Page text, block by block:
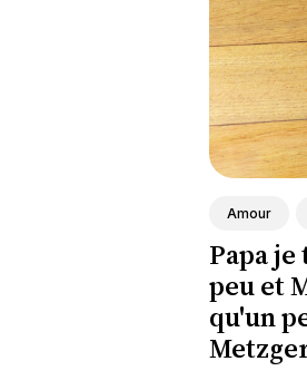
Amour
Papa
peu et
qu'un